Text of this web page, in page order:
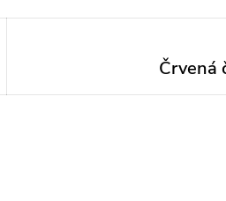
Next
post:
Črvená